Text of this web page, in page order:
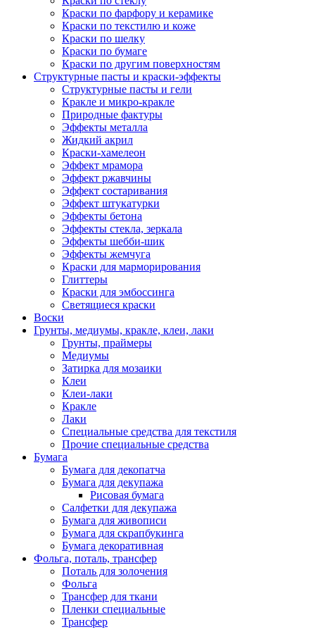
Краски по фарфору и керамике
Краски по текстилю и коже
Краски по шелку
Краски по бумаге
Краски по другим поверхностям
Структурные пасты и краски-эффекты
Структурные пасты и гели
Кракле и микро-кракле
Природные фактуры
Эффекты металла
Жидкий акрил
Краски-хамелеон
Эффект мрамора
Эффект ржавчины
Эффект состаривания
Эффект штукатурки
Эффекты бетона
Эффекты стекла, зеркала
Эффекты шебби-шик
Эффекты жемчуга
Краски для марморирования
Глиттеры
Краски для эмбоссинга
Светящиеся краски
Воски
Грунты, медиумы, кракле, клеи, лаки
Грунты, праймеры
Медиумы
Затирка для мозаики
Клеи
Клеи-лаки
Кракле
Лаки
Специальные средства для текстиля
Прочие специальные средства
Бумага
Бумага для декопатча
Бумага для декупажа
Рисовая бумага
Салфетки для декупажа
Бумага для живописи
Бумага для скрапбукинга
Бумага декоративная
Фольга, поталь, трансфер
Поталь для золочения
Фольга
Трансфер для ткани
Пленки специальные
Трансфер